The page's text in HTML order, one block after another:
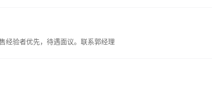
经验者优先，待遇面议。联系郭经理